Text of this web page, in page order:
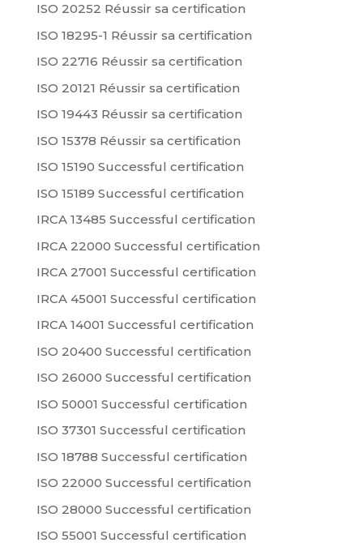
ISO 20252 Réussir sa certification
ISO 18295-1 Réussir sa certification
ISO 22716 Réussir sa certification
ISO 20121 Réussir sa certification
ISO 19443 Réussir sa certification
ISO 15378 Réussir sa certification
ISO 15190 Successful certification
ISO 15189 Successful certification
IRCA 13485 Successful certification
IRCA 22000 Successful certification
IRCA 27001 Successful certification
IRCA 45001 Successful certification
IRCA 14001 Successful certification
ISO 20400 Successful certification
ISO 26000 Successful certification
ISO 50001 Successful certification
ISO 37301 Successful certification
ISO 18788 Successful certification
ISO 22000 Successful certification
ISO 28000 Successful certification
ISO 55001 Successful certification